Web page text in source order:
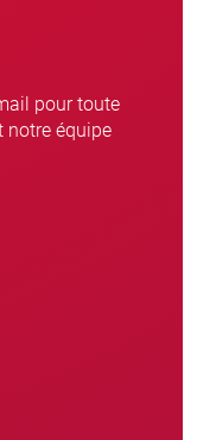
pour toute
notre équipe